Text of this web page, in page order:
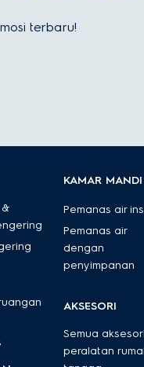
terbaru!
KAMAR MANDI
Pemanas air
Pemanas air
dengan
penyimpanan
AKSESORI
Semua aksesori
peralatan